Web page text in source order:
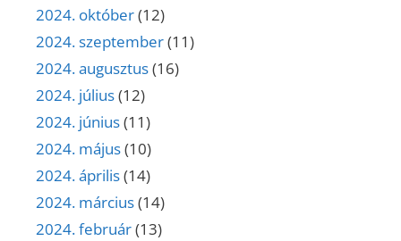
2024. október(12)
2024. szeptember(11)
2024. augusztus(16)
2024. július(12)
2024. június(11)
2024. május(10)
2024. április(14)
2024. március(14)
2024. február(13)